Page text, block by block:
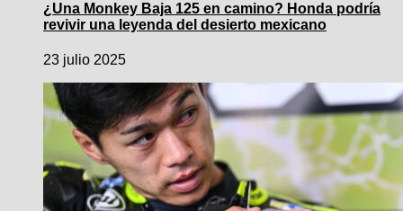
¿Una Monkey Baja 125 en camino? Honda podría
revivir una leyenda del desierto mexicano
23 julio 2025